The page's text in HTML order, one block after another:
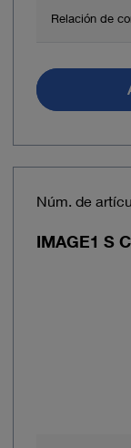
Relación de
Núm. de
IMAGE1 S